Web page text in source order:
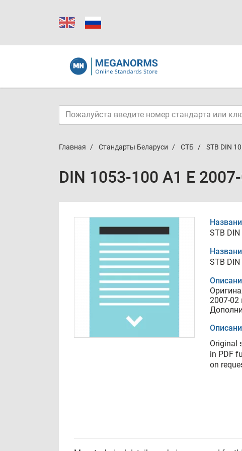
Главная Стандарты Беларуси СТБ STB DIN
DIN 1053-100 A1 E
STB
STB
2007-02
Original
in PDF
on